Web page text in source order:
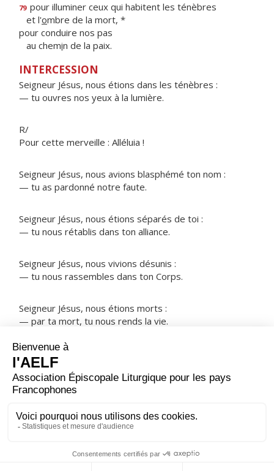
79 pour illuminer ceux qui habitent les ténèbres
et l'ombre de la mort, *
pour conduire nos pas
au chemin de la paix.
INTERCESSION
Seigneur Jésus, nous étions dans les ténèbres :
— tu ouvres nos yeux à la lumière.
R/
Pour cette merveille : Alléluia !
Seigneur Jésus, nous avions blasphémé ton nom :
— tu as pardonné notre faute.
Seigneur Jésus, nous étions séparés de toi :
— tu nous rétablis dans ton alliance.
Seigneur Jésus, nous vivions désunis :
— tu nous rassembles dans ton Corps.
Seigneur Jésus, nous étions morts :
— par ta mort, tu nous rends la vie.
NOTRE PÈRE
ORAISON
louange. Accorde-nous de pouvoir te chanter avec tous
les saints, éternellement.